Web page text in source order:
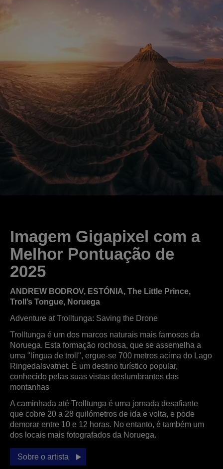
Imagem Gigapixel com a
Melhor Pontuação de
2025
ANDREW BODROV, ESTÓNIA, The Little Prince,
Troll’s Tongue, Noruega
Adventure at Trolltunga: Saving the Drone
Trolltunga é um dos marcos naturais mais famosos da
Noruega. Esta formação rochosa, que se assemelha a
uma "língua de troll", ergue-se 700 metros acima do Lago
Ringedalsvatnet. É um destino turístico popular,
conhecido pelas suas vistas deslumbrantes das
montanhas
A caminhada até Trolltunga é uma jornada desafiante
que cobre 20 a 28 quilómetros de ida e volta, e pode
demorar entre 10 e 12 horas. No entanto, é também um
dos locais mais fotografados da Noruega.
Sobre o artista